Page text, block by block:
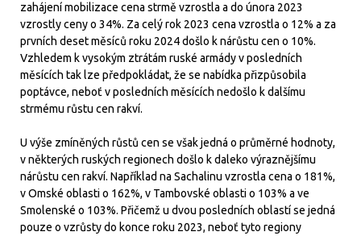
zahájení mobilizace cena strmě vzrostla a do února 2023
vzrostly ceny o 34%. Za celý rok 2023 cena vzrostla o 12% a za
prvních deset měsíců roku 2024 došlo k nárůstu cen o 10%.
Vzhledem k vysokým ztrátám ruské armády v posledních
měsících tak lze předpokládat, že se nabídka přizpůsobila
poptávce, neboť v posledních měsících nedošlo k dalšímu
strmému růstu cen rakví.
U výše zmíněných růstů cen se však jedná o průměrné hodnoty,
v některých ruských regionech došlo k daleko výraznějšímu
nárůstu cen rakví. Například na Sachalinu vzrostla cena o 181%,
v Omské oblasti o 162%, v Tambovské oblasti o 103% a ve
Smolenské o 103%. Přičemž u dvou posledních oblastí se jedná
pouze o vzrůsty do konce roku 2023, neboť tyto regiony